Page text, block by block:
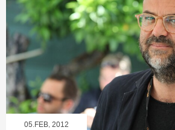
05.FEB, 2012